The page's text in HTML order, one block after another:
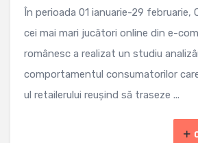
În perioada 01 ianuarie-29 februarie,
cei mai mari jucători online din e-
românesc a realizat un studiu
comportamentul consumatorilor
ul retailerului reușind să traseze ...